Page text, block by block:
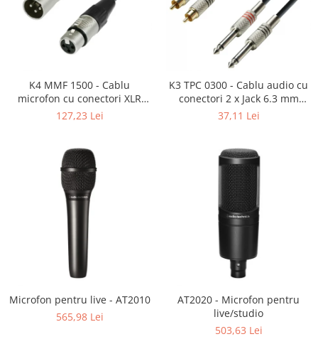
Accesorii Generale
Boxe Active
Boxe Pasive
Line Array Active
Subwoofere Active
Subwoofere Pasive
Cabluri si conectori
Accesorii pt. Cabluri
Adaptoare Audio
Cabluri Audio cu Conectori
Cabluri la metru
Stage Box Multicore
Moving head-uri – Spot
Proiectoare Lumini
Ventilatoare
K4 MMF 1500 - Cablu
microfon cu conectori XLR
mama / XLR tata 3p REAN -
127,23 Lei
K3 TPC 0300 - Cablu audio cu
conectori 2 x Jack 6.3 mm
mono / 2 x RCA tata AH 3 m
37,11 Lei
Microfon pentru live - AT2010
565,98 Lei
AT2020 - Microfon pentru
live/studio
503,63 Lei